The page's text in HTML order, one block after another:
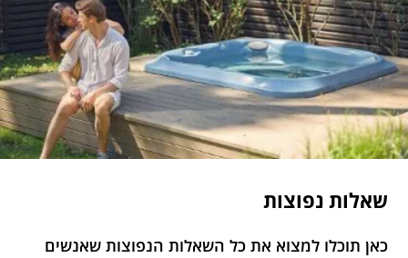
למצוא את כל השאלות הנפוצות שאנשים